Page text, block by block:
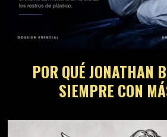
POR QUÉ JONATHAN
SIEMPRE CON